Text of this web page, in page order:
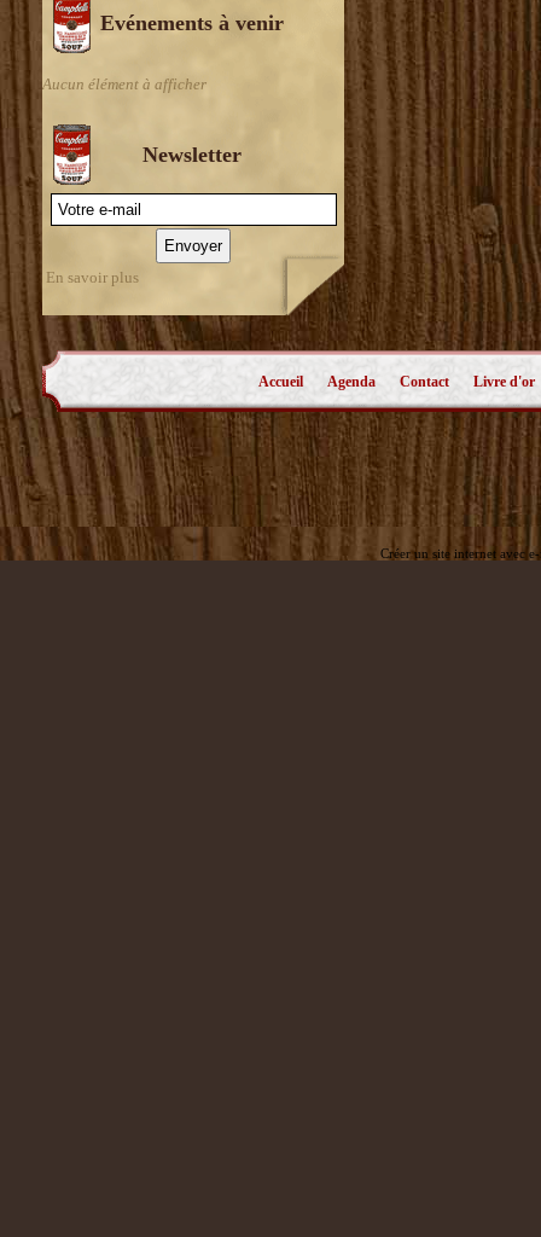
Evénements à venir
Aucun élément à afficher
Newsletter
En savoir plus
Accueil Agenda Contact Livre d'or
Créer un site internet avec